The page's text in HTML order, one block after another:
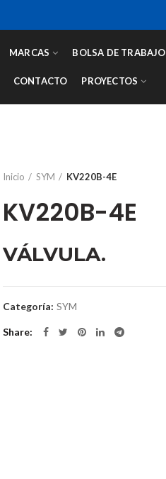
MARCAS BOLSA DE TRABAJO
CONTACTO PROYECTOS
Inicio SYM KV220B-4E
KV220B-4E
VÁLVULA.
Categoría: SYM
Share